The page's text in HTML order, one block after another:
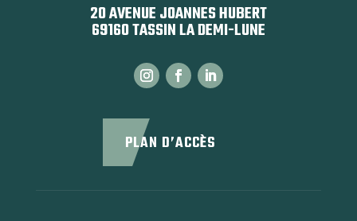
20 AVENUE JOANNES HUBERT
69160 TASSIN LA DEMI-LUNE
PLAN D’ACCÈS